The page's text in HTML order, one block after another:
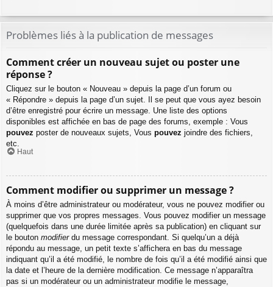
Problèmes liés à la publication de messages
Comment créer un nouveau sujet ou poster une
réponse ?
Cliquez sur le bouton « Nouveau » depuis la page d’un forum ou
« Répondre » depuis la page d’un sujet. Il se peut que vous ayez besoin
d’être enregistré pour écrire un message. Une liste des options
disponibles est affichée en bas de page des forums, exemple : Vous
pouvez poster de nouveaux sujets, Vous pouvez joindre des fichiers,
etc.
Haut
Comment modifier ou supprimer un message ?
À moins d’être administrateur ou modérateur, vous ne pouvez modifier ou
supprimer que vos propres messages. Vous pouvez modifier un message
(quelquefois dans une durée limitée après sa publication) en cliquant sur
le bouton modifierdu message correspondant. Si quelqu’un a déjà
répondu au message, un petit texte s’affichera en bas du message
indiquant qu’il a été modifié, le nombre de fois qu’il a été modifié ainsi que
la date et l’heure de la dernière modification. Ce message n’apparaîtra
pas si un modérateur ou un administrateur modifie le message,